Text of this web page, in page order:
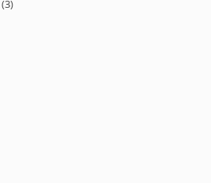
(3)